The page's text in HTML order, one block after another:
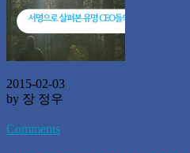
2015-02-03
by 장 정우
Comments